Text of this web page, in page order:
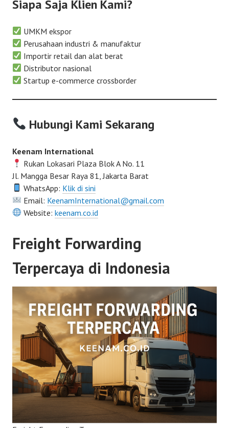
Siapa Saja Klien Kami?
UMKM ekspor
Perusahaan industri & manufaktur
Importir retail dan alat berat
Distributor nasional
Startup e-commerce crossborder
Hubungi Kami Sekarang
Keenam International
Rukan Lokasari Plaza Blok A No. 11
Jl. Mangga Besar Raya 81, Jakarta Barat
WhatsApp: Klik di sini
Email: KeenamInternational@gmail.com
Website:keenam.co.id
Freight Forwarding
Terpercaya di Indonesia